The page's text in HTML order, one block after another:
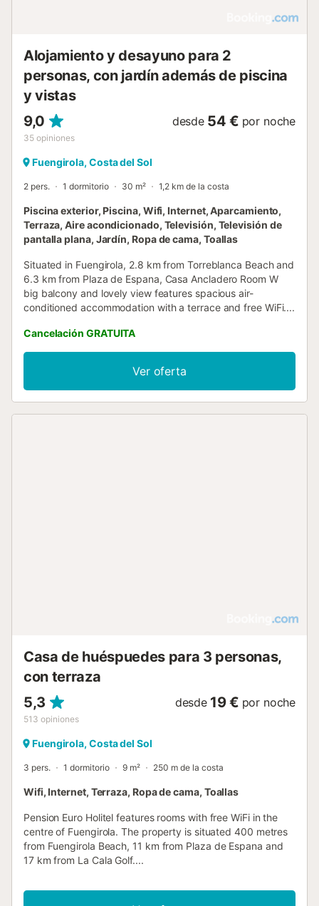
Alojamiento y desayuno para 2
personas, con jardín además de piscina
y vistas
9,0
35 opiniones
desde 54 € por noche
Fuengirola, Costa del Sol
2 pers. 1 dormitorio 30 m² 1,2 km de la costa
Piscina exterior, Piscina, Wifi, Internet, Aparcamiento,
Terraza, Aire acondicionado, Televisión, Televisión de
pantalla plana, Jardín, Ropa de cama, Toallas
Situated in Fuengirola, 2.8 km from Torreblanca Beach and
6.3 km from Plaza de Espana, Casa Ancladero Room W
big balcony and lovely view features spacious air-
conditioned accommodation with a terrace and free WiFi....
Cancelación GRATUITA
Ver oferta
Casa de huéspuedes para 3 personas,
con terraza
5,3
513 opiniones
desde 19 € por noche
Fuengirola, Costa del Sol
3 pers. 1 dormitorio 9 m² 250 m de la costa
Wifi, Internet, Terraza, Ropa de cama, Toallas
Pension Euro Holitel features rooms with free WiFi in the
centre of Fuengirola. The property is situated 400 metres
from Fuengirola Beach, 11 km from Plaza de Espana and
17 km from La Cala Golf....